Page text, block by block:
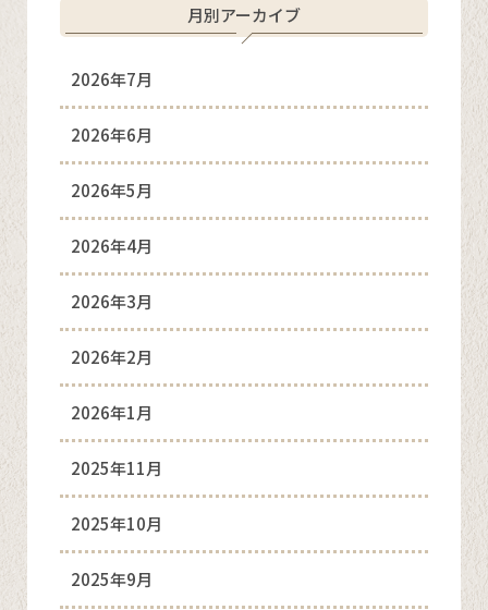
月別アーカイブ
2026年7月
2026年6月
2026年5月
2026年4月
2026年3月
2026年2月
2026年1月
2025年11月
2025年10月
2025年9月